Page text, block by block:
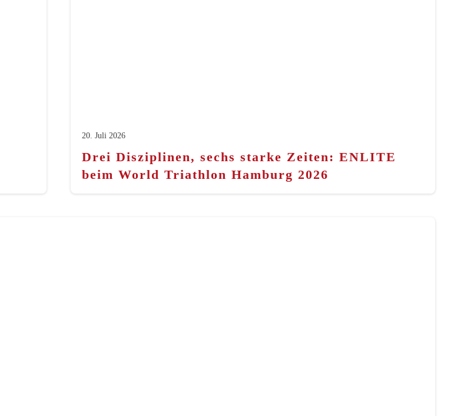
20. Juli 2026
Drei Disziplinen, sechs starke Zeiten: ENLITE
beim World Triathlon Hamburg 2026